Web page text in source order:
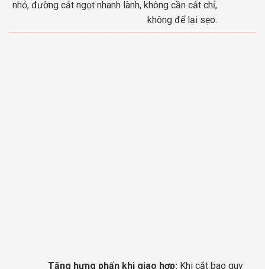
nhỏ, đường cắt ngọt nhanh lành, không cần cắt chỉ,
không để lại sẹo.
Tăng hưng phấn khi giao hợp: Khi cắt bao quy